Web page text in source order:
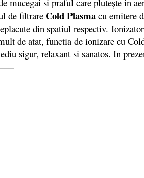
de filtrare Cold Plasma cu emitere
din spatiul respectiv.
de atat, functia de ionizare cu
sigur, relaxant si sanatos. In